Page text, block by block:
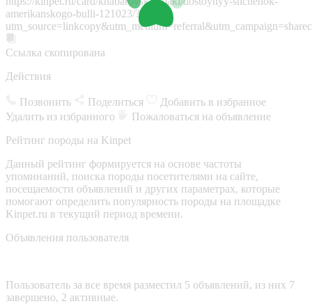
amerikanskogo-bulli-121023/?
Ссылка скопирована
Действия
Позвонить Поделиться
Добавить в избранное
Удалить из избранного
Пожаловаться на объявление
Рейтинг породы на Kinpet
Данный рейтинг формируется на основе частоты
упоминаний, поиска породы посетителями на сайте,
посещаемости объявлений и других параметрах, которые
помогают определить популярность породы на площадке
Kinpet.ru в текущий период времени.
Объявления пользователя
Пользователь за все время разместил 5 объявлений, из них 7
завершено, 2 активные.